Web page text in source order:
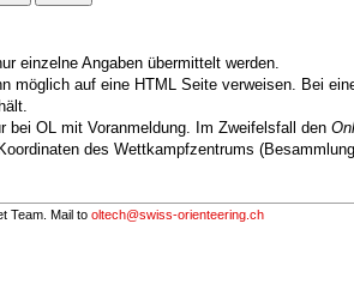
einzelne Angaben übermittelt werden.
möglich auf eine HTML Seite verweisen. Bei
bei OL mit Voranmeldung. Im Zweifelsfall den
des Wettkampfzentrums
Team. Mail to oltech@swiss-orienteering.ch